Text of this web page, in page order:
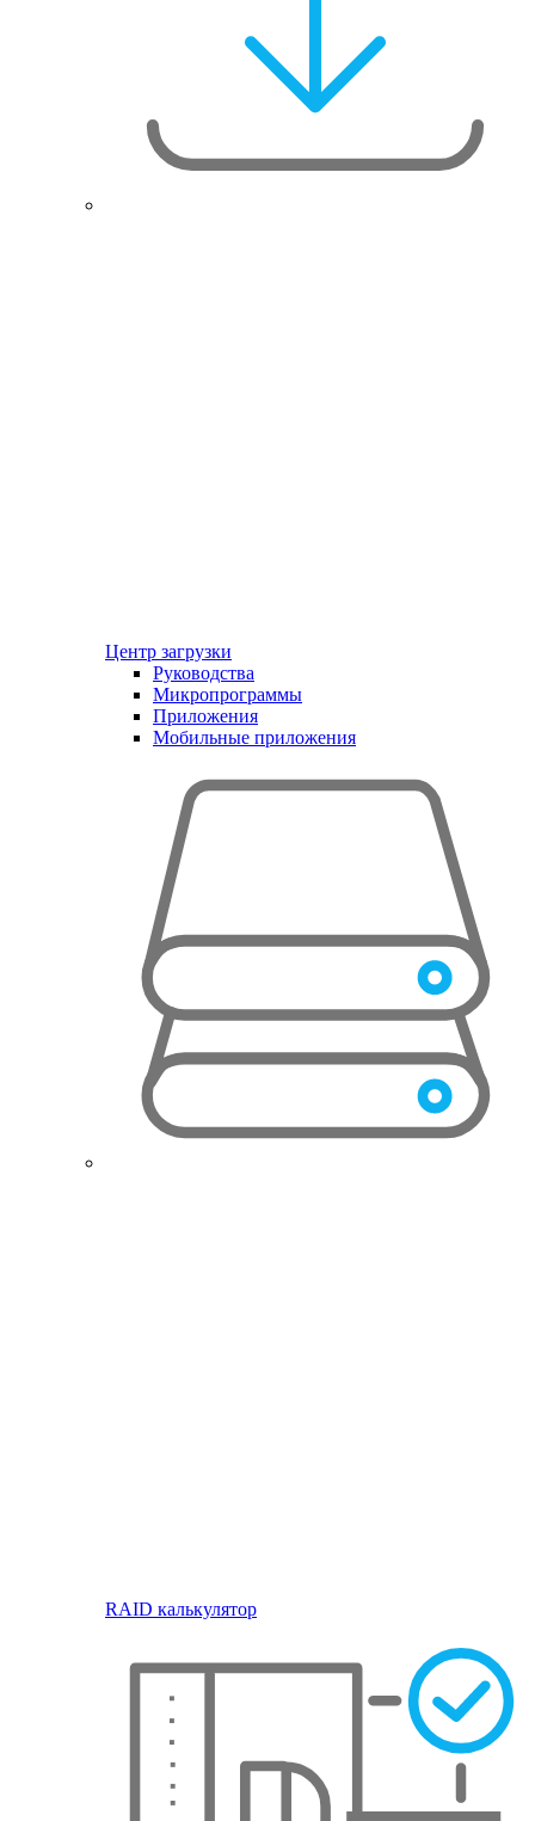
Центр загрузки
Руководства
Микропрограммы
Приложения
Мобильные приложения
RAID калькулятор